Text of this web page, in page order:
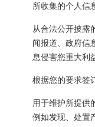
所收集的个人信
从合法公开披露
闻报道、政府信
息侵害您重大利
根据您的要求签
用于维护所提供
例如发现、处置